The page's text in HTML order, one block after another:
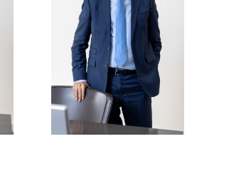
loic.guez@npe.notaires.fr